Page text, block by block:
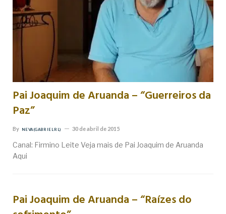
Pai Joaquim de Aruanda – “Guerreiros da
Paz”
By NEVA (GABRIEL RL) 30 de abril de 2015
Canal: Firmino Leite Veja mais de Pai Joaquim de Aruanda
Aqui
Pai Joaquim de Aruanda – “Raízes do